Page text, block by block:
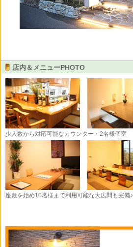
店内＆メニューPHOTO
少人数から対応可能なカウンター・2名様個室
座敷を始め10名様まで利用可能な大広間も完備♪